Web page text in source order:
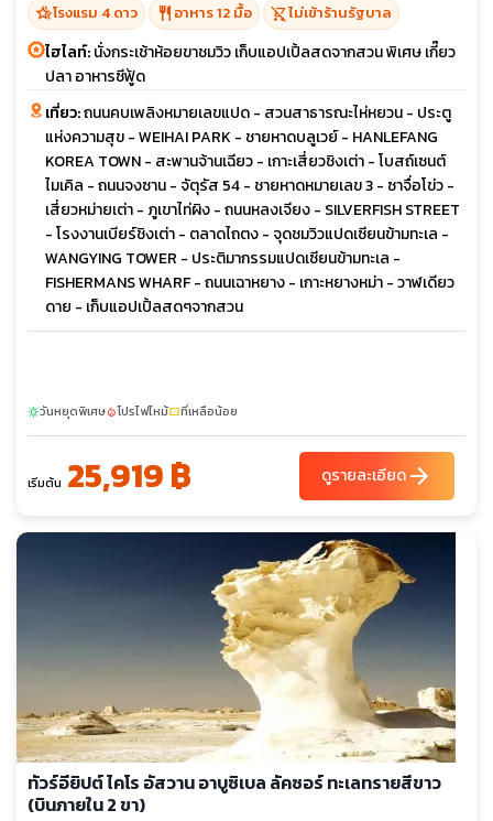
hotel_classโรงแรม 4 ดาว restaurant อาหาร 12 มื้อ shopping_cart_offไม่เข้าร้านรัฐบาล
ไฮไลท์:นั่งกระเช้าห้อยขาชมวิว เก็บแอปเปิ้ลสดจากสวน พิเศษ เกี๊ยว
ปลา อาหารซีฟู้ด
เที่ยว:ถนนคบเพลิงหมายเลขแปด - สวนสาธารณะไห่หยวน - ประตู
แห่งความสุข - WEIHAI PARK - ชายหาดบลูเวย์ - HANLEFANG
KOREA TOWN - สะพานจ้านเฉียว - เกาะเสี่ยวชิงเต่า - โบสถ์เซนต์
ไมเคิล - ถนนจงซาน - จัตุรัส 54 - ชายหาดหมายเลข 3 - ซาจื่อโข่ว -
เสี่ยวหม่ายเต่า - ภูเขาไท่ผิง - ถนนหลงเจียง - SILVERFISH STREET
- โรงงานเบียร์ชิงเต่า - ตลาดไถตง - จุดชมวิวแปดเซียนข้ามทะเล -
WANGYING TOWER - ประติมากรรมแปดเซียนข้ามทะเล -
FISHERMANS WHARF - ถนนเฉาหยาง - เกาะหยางหม่า - วาฬเดียว
ดาย - เก็บแอปเปิ้ลสดๆจากสวน
sunnyวันหยุดพิเศษlocal_fire_departmentโปรไฟไหม้confirmation_numberที่เหลือน้อย
เริ่มต้น 25,919 ฿ ดูรายละเอียดarrow_forward
ทัวร์อียิปต์ ไคโร อัสวาน อาบูซิเบล ลัคซอร์ ทะเลทรายสีขาว
(บินภายใน 2 ขา)